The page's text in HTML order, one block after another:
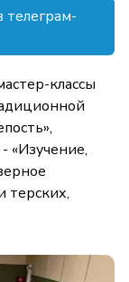
телеграм-
классы
«Изучение,
терских,